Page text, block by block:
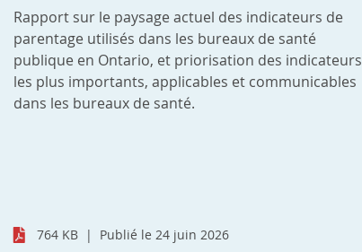
Rapport sur le paysage actuel des indicateurs de
parentage utilisés dans les bureaux de santé
publique en Ontario, et priorisation des indicateurs
les plus importants, applicables et communicables
dans les bureaux de santé.
764 KB Publié le 24 juin 2026